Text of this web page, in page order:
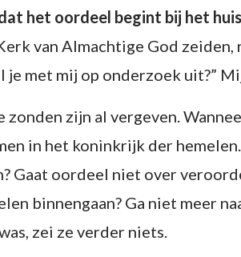
het oordeel begint bij het
van Almachtige God
je met mij op onderzoek uit?”
zonden zijn al vergeven.
in het koninkrijk der
Gaat oordeel niet over
binnengaan? Ga niet meer
zei ze verder niets.